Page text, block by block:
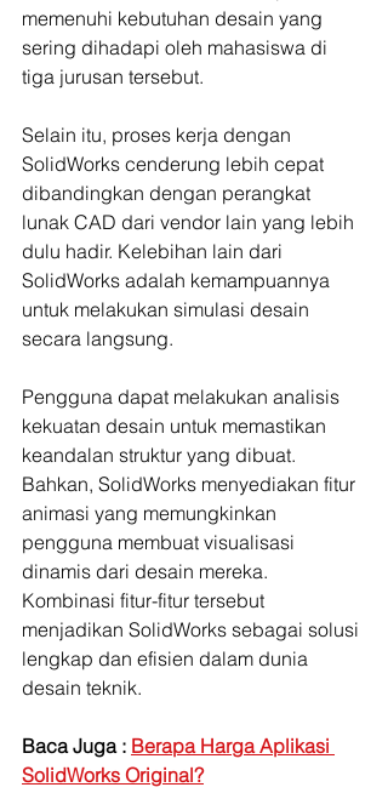
memenuhi kebutuhan desain yang
sering dihadapi oleh mahasiswa di
tiga jurusan tersebut.
Selain itu, proses kerja dengan
SolidWorks cenderung lebih cepat
dibandingkan dengan perangkat
lunak CAD dari vendor lain yang lebih
dulu hadir. Kelebihan lain dari
SolidWorks adalah kemampuannya
untuk melakukan simulasi desain
secara langsung.
Pengguna dapat melakukan analisis
kekuatan desain untuk memastikan
keandalan struktur yang dibuat.
Bahkan, SolidWorks menyediakan fitur
animasi yang memungkinkan
pengguna membuat visualisasi
dinamis dari desain mereka.
Kombinasi fitur-fitur tersebut
menjadikan SolidWorks sebagai solusi
lengkap dan efisien dalam dunia
desain teknik.
Baca Juga : Berapa Harga Aplikasi
SolidWorks Original?